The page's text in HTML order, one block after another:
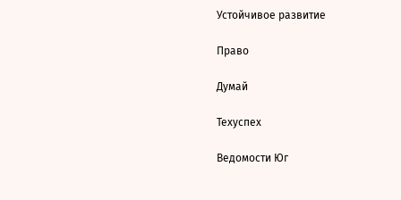
Устойчивое развитие
Право
Думай
Техуспех
Ведомости Юг